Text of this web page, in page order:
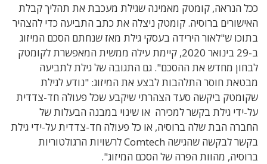
ככל הנראה, קומטק מאמינה שגילת מעכבת את תהליך קבלת
האישורים ברוסיה. קומטק ניצלה את כתב התביעה כדי להצהיר
בתוכו ש"לאור הירידה בעסקי גילת מאז שנחתם הסכם המיזוג
ב-29 בינואר 2020, קיימת עילה ממשית המאפשרת לקומטק
לבחון מחדש את ההסכם". גם התגובה של גילת לתביעה
מבטאת חוסר התלהבות לבצע את המיזוג: "נודע לגילת
שקומטק ביקשה סעד הצהרתי שיקבע שכל פעולה חד-צדדית
על-ידי גילת בקשר למכירה או שינוי במבנה הבעלות של
החברה הבת שלה ברוסיה, או כל פעולה חד-צדדית על-ידי גילת
בקשר לבקשה שהגישה Comtech לרשויות הרגולטוריות
ברוסיה, מהוות הפרה של הסכם המיזוג".